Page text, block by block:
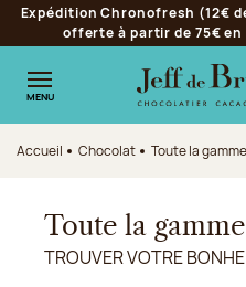
Aller à la navigation
Aller au contenu principal
Aller au pied de page
Expédition Chronofresh (12€
offerte à partir de 75€
MENU
Accueil Chocolat Toute la gamme
Toute la gamme
TROUVER VOTRE